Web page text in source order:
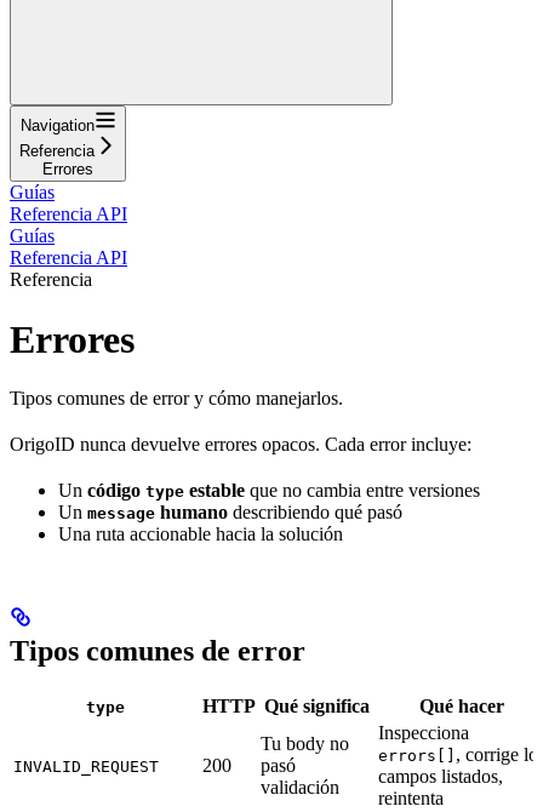
Navigation
Referencia
Errores
Guías
Referencia API
Guías
Referencia API
Referencia
Errores
Tipos comunes de error y cómo manejarlos.
OrigoID nunca devuelve errores opacos. Cada error incluye:
Un código type estable que no cambia entre versiones
Un message humano describiendo qué pasó
Una ruta accionable hacia la solución
Tipos comunes de error
type HTTP Qué significa Qué hacer
INVALID_REQUEST 200
Tu body no
pasó
validación
Inspecciona
errors[] , corrige
campos listados,
reintenta